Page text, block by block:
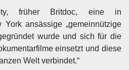
früher Britdoc, eine in
ansässige „gemeinnützige
wurde und sich für die
einsetzt und diese
Welt verbindet.“